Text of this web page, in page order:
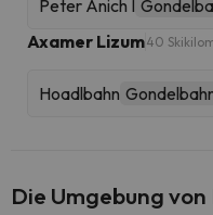
Peter Anich I
Axamer Lizum40
Hoadlbahn
Die Umgebung